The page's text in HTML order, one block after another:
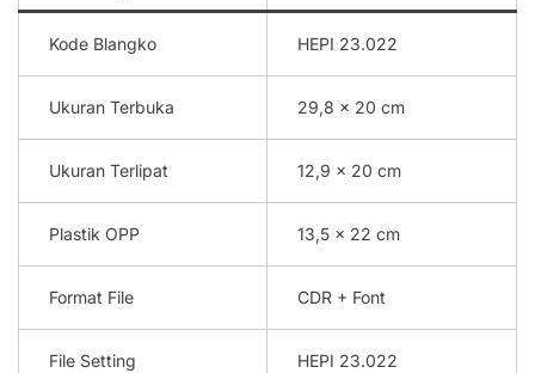
Kode Blangko HEPI 23.022
Ukuran Terbuka 29,8 x 20 cm
Ukuran Terlipat 12,9 x 20 cm
Plastik OPP 13,5 x 22 cm
Format File CDR + Font
File Setting HEPI 23.022